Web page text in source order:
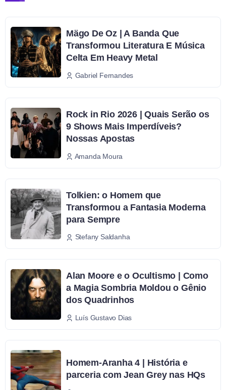
Mägo De Oz | A Banda Que
Transformou Literatura E Música
Celta Em Heavy Metal
Gabriel Fernandes
Rock in Rio 2026 | Quais Serão os
9 Shows Mais Imperdíveis?
Nossas Apostas
Amanda Moura
Tolkien: o Homem que
Transformou a Fantasia Moderna
para Sempre
Stefany Saldanha
Alan Moore e o Ocultismo | Como
a Magia Sombria Moldou o Gênio
dos Quadrinhos
Luís Gustavo Dias
Homem-Aranha 4 | História e
parceria com Jean Grey nas HQs